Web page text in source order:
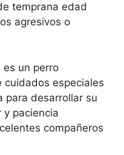
temprana edad
agresivos o
es un perro
cuidados especiales
para desarrollar su
y paciencia
compañeros